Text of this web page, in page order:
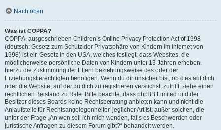
Nach oben
Was ist COPPA?
COPPA, ausgeschrieben Children’s Online Privacy Protection Act of 1998
(deutsch: Gesetz zum Schutz der Privatsphäre von Kindern im Internet von
1998) ist ein Gesetz in den USA, welches festlegt, dass Websites, die
möglicherweise persönliche Daten von Kindern unter 13 Jahren erheben,
hierzu die Zustimmung der Eltern beziehungsweise des oder der
Erziehungsberechtigten benötigen. Wenn du dir unsicher bist, ob dies auf dich
oder die Website, auf der du dich zu registrieren versuchst, zutrifft, ziehe einen
rechtlichen Beistand zu Rate. Bitte beachte, dass phpBB Limited und der
Besitzer dieses Boards keine Rechtsberatung anbieten kann und nicht die
Anlaufstelle für Rechtsangelegenheiten jeglicher Art ist; außer solchen, die
unter der Frage „An wen soll ich mich wenden, falls es Beschwerden oder
juristische Anfragen zu diesem Forum gibt?“ behandelt werden.